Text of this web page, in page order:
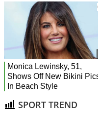
SPORT TREND